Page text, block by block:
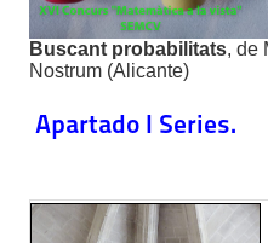
Buscant probabilitats, de
Nostrum (Alicante)
Apartado I Series.